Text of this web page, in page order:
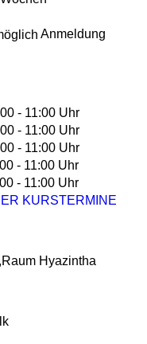
Anmeldung
- 11:00 Uhr
- 11:00 Uhr
- 11:00 Uhr
- 11:00 Uhr
- 11:00 Uhr
KURSTERMINE
Hyazintha